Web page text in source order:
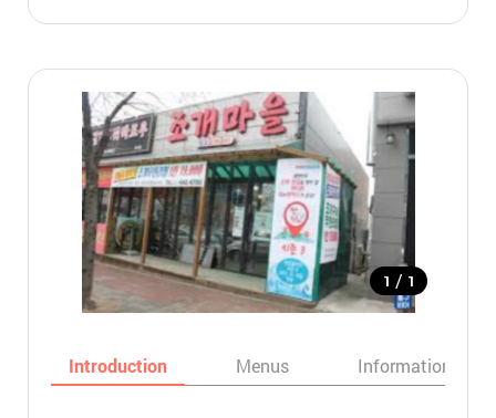
1 / 1
Introduction Menus Informations